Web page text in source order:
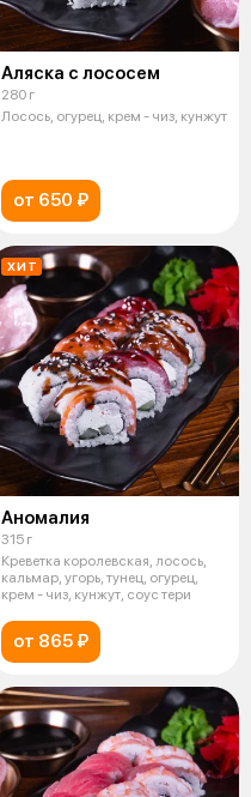
Аляска с лососем
280 г
Лосось, огурец, крем - чиз, кунжут
от 650 ₽
ХИТ
Аномалия
315 г
Креветка королевская, лосось,
кальмар, угорь, тунец, огурец,
крем - чиз, кунжут, соус тери
от 865 ₽